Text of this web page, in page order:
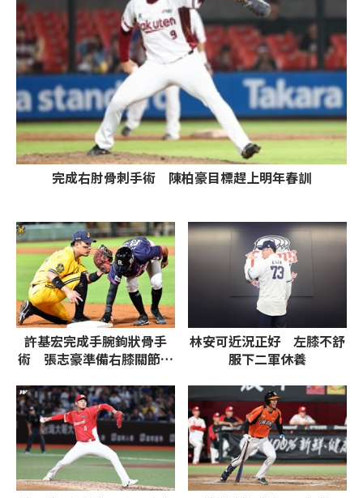
完成右肘骨刺手術 陳柏豪目標趕上明年春訓
許基宏完成手腕鉤狀骨手
術 張志豪準備右膝關節鏡
林安可近況正好 左膝不舒
服下二軍休養